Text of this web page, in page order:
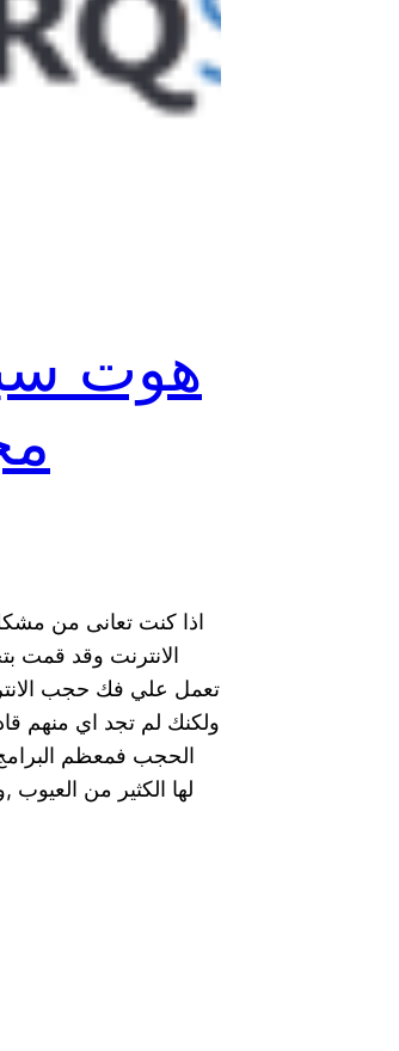
هوت
اذا كنت تعانى من
الانترنت وقد قمت
تعمل علي فك حجب
ولكنك لم تجد اي منهم
الحجب فمعظم
لها الكثير من